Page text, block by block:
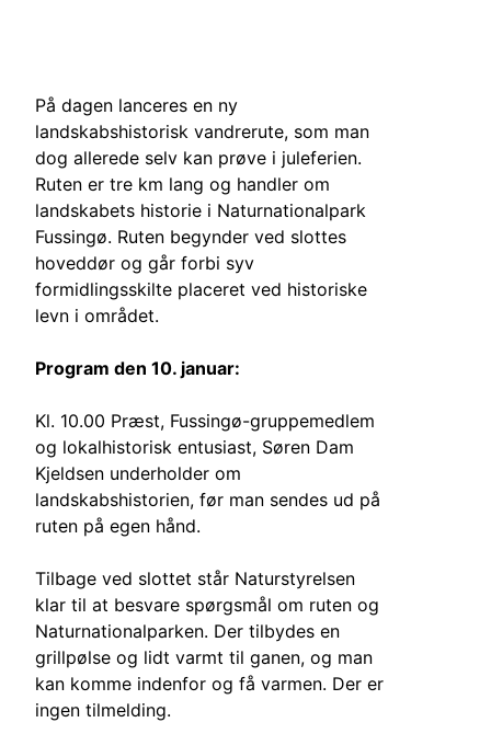
På dagen lanceres en ny
landskabshistorisk vandrerute, som man
dog allerede selv kan prøve i juleferien.
Ruten er tre km lang og handler om
landskabets historie i Naturnationalpark
Fussingø. Ruten begynder ved slottes
hoveddør og går forbi syv
formidlingsskilte placeret ved historiske
levn i området.
Program den 10. januar:
Kl. 10.00 Præst, Fussingø-gruppemedlem
og lokalhistorisk entusiast, Søren Dam
Kjeldsen underholder om
landskabshistorien, før man sendes ud på
ruten på egen hånd.
Tilbage ved slottet står Naturstyrelsen
klar til at besvare spørgsmål om ruten og
Naturnationalparken. Der tilbydes en
grillpølse og lidt varmt til ganen, og man
kan komme indenfor og få varmen. Der er
ingen tilmelding.